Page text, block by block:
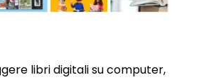
libri digitali su computer,